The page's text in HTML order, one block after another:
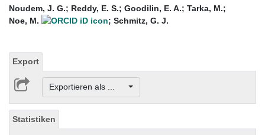
Noudem, J. G.; Reddy, E. S.; Goodilin, E. A.; Tarka, M.;
Noe, M.
; Schmitz, G. J.
Export
Exportieren als ...
Statistiken